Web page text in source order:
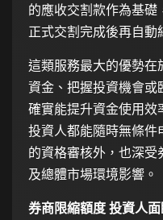
的應收交割款作為基礎
正式交割完成後再自動
這類服務最大的優勢在
資金、把握投資機會或
確實能提升資金使用效
投資人都能隨時無條件
的資格審核外，也深
及總體市場環境影響。
券商限縮額度 投資人